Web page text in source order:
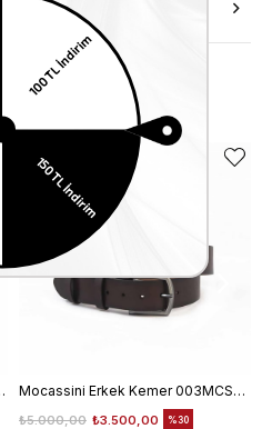
Ürünler
100 Mocassini Erkek Kemer 003MCSN B3245
₺3.500,00
₺5.000,00 %30
KODUYLA
%5
EKSTRA